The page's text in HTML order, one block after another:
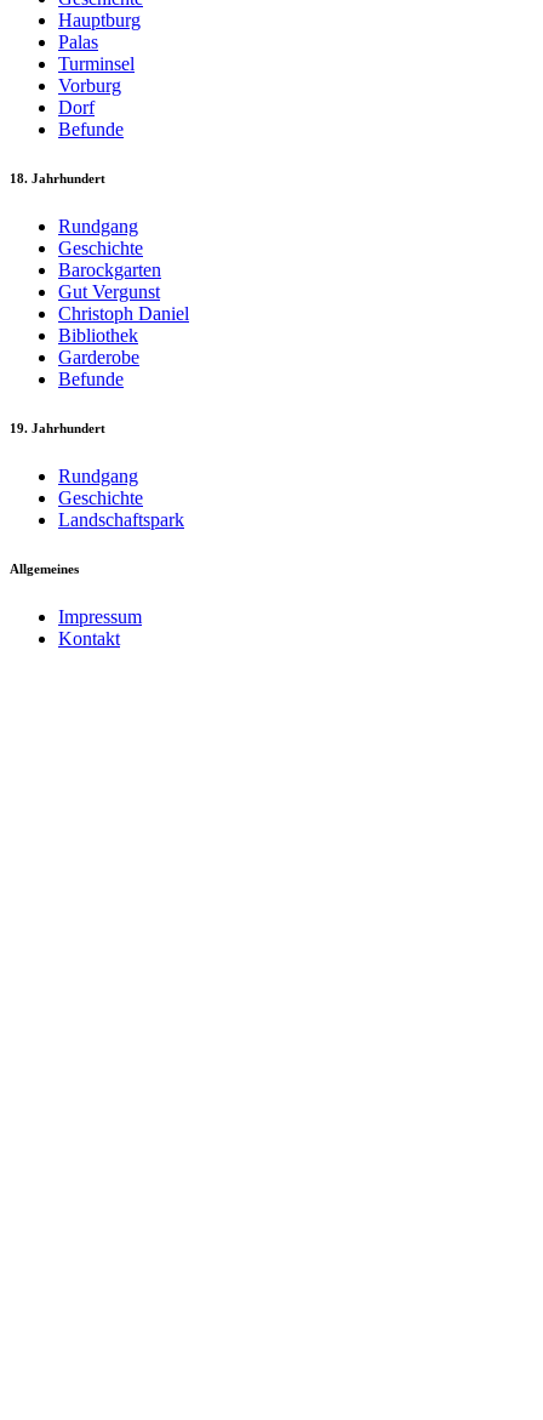
Hauptburg
Palas
Turminsel
Vorburg
Dorf
Befunde
18. Jahrhundert
Rundgang
Geschichte
Barockgarten
Gut Vergunst
Christoph Daniel
Bibliothek
Garderobe
Befunde
19. Jahrhundert
Rundgang
Geschichte
Landschaftspark
Allgemeines
Impressum
Kontakt